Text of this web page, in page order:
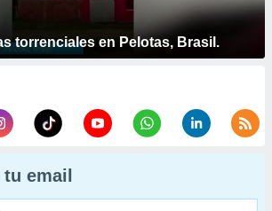
torrenciales en Pelotas, Brasil.
email